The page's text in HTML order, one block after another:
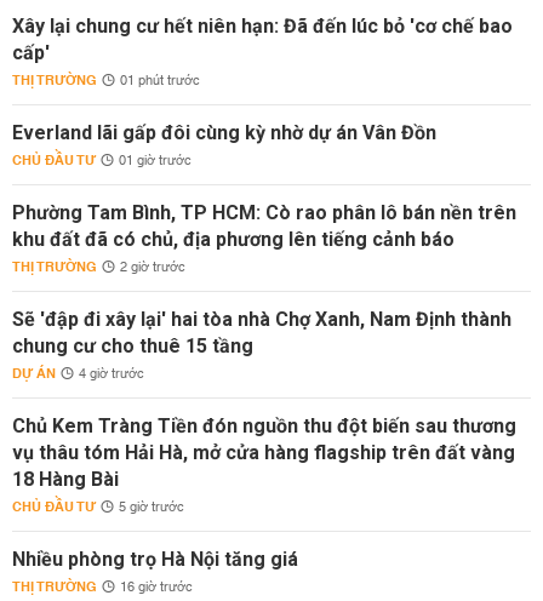
Xây lại chung cư hết niên hạn: Đã đến lúc bỏ 'cơ chế bao
cấp'
THỊ TRƯỜNG 01 phút trước
Everland lãi gấp đôi cùng kỳ nhờ dự án Vân Đồn
CHỦ ĐẦU TƯ 01 giờ trước
Phường Tam Bình, TP HCM: Cò rao phân lô bán nền trên
khu đất đã có chủ, địa phương lên tiếng cảnh báo
THỊ TRƯỜNG 2 giờ trước
Sẽ 'đập đi xây lại' hai tòa nhà Chợ Xanh, Nam Định thành
chung cư cho thuê 15 tầng
DỰ ÁN 4 giờ trước
Chủ Kem Tràng Tiền đón nguồn thu đột biến sau thương
vụ thâu tóm Hải Hà, mở cửa hàng flagship trên đất vàng
18 Hàng Bài
CHỦ ĐẦU TƯ 5 giờ trước
Nhiều phòng trọ Hà Nội tăng giá
THỊ TRƯỜNG 16 giờ trước